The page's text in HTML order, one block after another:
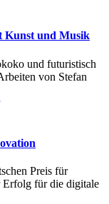
Kunst und Musik
und futuristisch
von Stefan
Preis für
für die digitale